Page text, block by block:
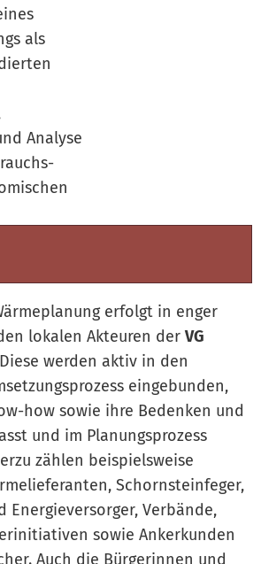
als
Analyse
erfolgt in enger
lokalen Akteuren der VG
werden aktiv in den
eingebunden,
how sowie ihre Bedenken und
und im Planungsprozess
zählen beispielsweise
Schornsteinfeger,
Energieversorger, Verbände,
sowie Ankerkunden
Auch die Bürgerinnen und